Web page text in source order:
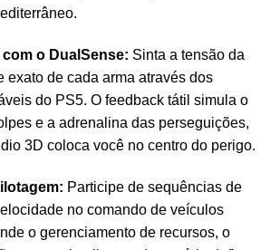
com o DualSense: Sinta a tensão da
exato de cada arma através dos
do PS5. O feedback tátil simula o
e a adrenalina das perseguições,
3D coloca você no centro do perigo.
Participe de sequências de
no comando de veículos
o gerenciamento de recursos, o